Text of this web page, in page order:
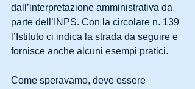
dall’interpretazione amministrativa da
parte dell’INPS. Con la circolare n. 139
l’Istituto ci indica la strada da seguire e
fornisce anche alcuni esempi pratici.
Come speravamo, deve essere